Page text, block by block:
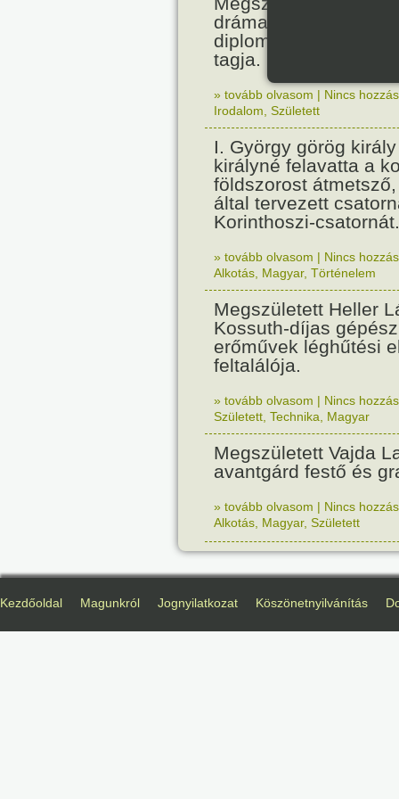
drámaíró, költő,
diplomata, a Francia
tagja.
» tovább olvasom | Nincs
Irodalom Született
I. György görög
királyné felavatta a
földszorost
által tervezett
Korinthoszi-csatornát.
» tovább olvasom | Nincs
Alkotás Magyar, Történelem
Megszületett Heller
Kossuth-díjas
erőművek léghűtési
feltalálója.
» tovább olvasom | Nincs
Született Technika Magyar
Megszületett Vajda
avantgárd festő és
» tovább olvasom | Nincs
Alkotás Magyar, Született
Kezdőoldal Magunkról Jognyilatkozat Köszönetnyilvánítás